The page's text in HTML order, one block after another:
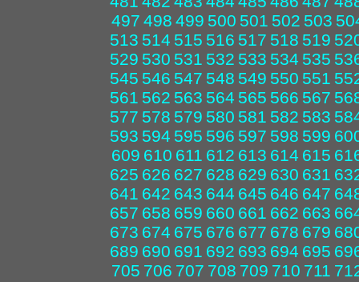
497 498 499 500 501 502 503
513 514 515 516 517 518 519
529 530 531 532 533 534 535
545 546 547 548 549 550 551
561 562 563 564 565 566 567
577 578 579 580 581 582 583
593 594 595 596 597 598 599
609 610 611 612 613 614 615
625 626 627 628 629 630 631
641 642 643 644 645 646 647
657 658 659 660 661 662 663
673 674 675 676 677 678 679
689 690 691 692 693 694 695
705 706 707 708 709 710 711